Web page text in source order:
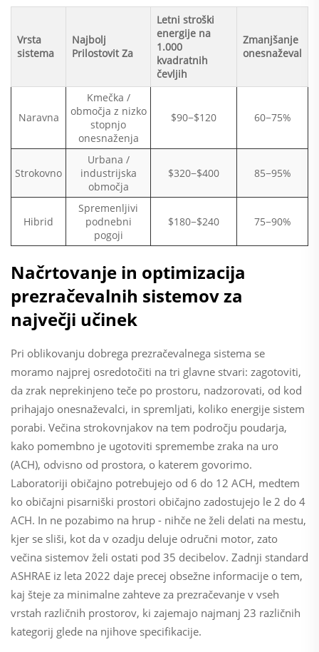
Vrsta
sistema
Najbolj
Prilostovit Za
Letni stroški
energije na
1.000
kvadratnih
čevljih
Zmanjšanje
onesnaževal
Naravna
Kmečka /
območja z nizko
stopnjo
onesnaženja
$90−$120 60−75%
Strokovno
Urbana /
industrijska
območja
$320−$400 85−95%
Hibrid
Spremenljivi
podnebni
pogoji
$180−$240 75−90%
Načrtovanje in optimizacija
prezračevalnih sistemov za
največji učinek
Pri oblikovanju dobrega prezračevalnega sistema se
moramo najprej osredotočiti na tri glavne stvari: zagotoviti,
da zrak neprekinjeno teče po prostoru, nadzorovati, od kod
prihajajo onesnaževalci, in spremljati, koliko energije sistem
porabi. Večina strokovnjakov na tem področju poudarja,
kako pomembno je ugotoviti spremembe zraka na uro
(ACH), odvisno od prostora, o katerem govorimo.
Laboratoriji običajno potrebujejo od 6 do 12 ACH, medtem
ko običajni pisarniški prostori običajno zadostujejo le 2 do 4
ACH. In ne pozabimo na hrup - nihče ne želi delati na mestu,
kjer se sliši, kot da v ozadju deluje odručni motor, zato
večina sistemov želi ostati pod 35 decibelov. Zadnji standard
ASHRAE iz leta 2022 daje precej obsežne informacije o tem,
kaj šteje za minimalne zahteve za prezračevanje v vseh
vrstah različnih prostorov, ki zajemajo najmanj 23 različnih
kategorij glede na njihove specifikacije.